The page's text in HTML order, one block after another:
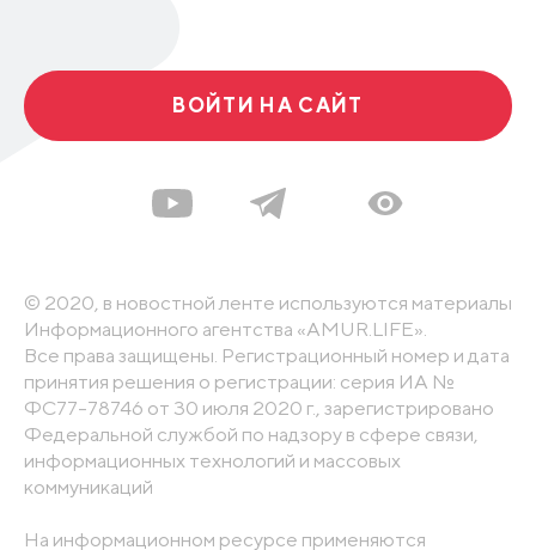
ВОЙТИ НА САЙТ
© 2020, в новостной ленте используются материалы
Информационного агентства «AMUR.LIFE».
Все права защищены. Регистрационный номер и дата
принятия решения о регистрации: серия ИА №
ФС77-78746 от 30 июля 2020 г., зарегистрировано
Федеральной службой по надзору в сфере связи,
информационных технологий и массовых
коммуникаций
На информационном ресурсе применяются